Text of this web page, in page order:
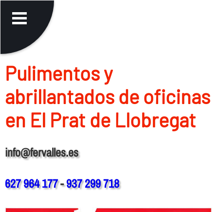
Pulimentos y
abrillantados de oficinas
en El Prat de Llobregat
info@fervalles.es
627 964 177-937 299 718